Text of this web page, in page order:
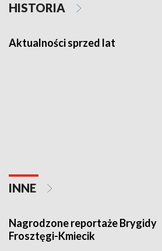
HISTORIA
Aktualności sprzed lat
INNE
Nagrodzone reportaże Brygidy
Frosztęgi-Kmiecik